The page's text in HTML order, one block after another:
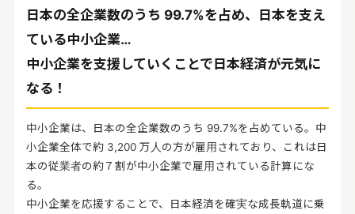
日本の全企業数のうち 99.7%を占め、日本を支え
ている中小企業…
中小企業を支援していくことで日本経済が元気に
なる！
中小企業は、日本の全企業数のうち 99.7%を占めている。中
小企業全体で約 3,200 万人の方が雇用されており、これは日
本の従業者の約７割が中小企業で雇用されている計算にな
る。
中小企業を応援することで、日本経済を確実な成長軌道に乗